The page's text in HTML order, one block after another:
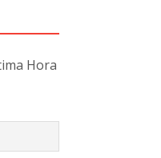
Hora